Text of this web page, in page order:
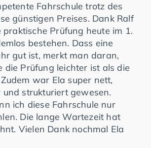
Fahrschule trotz des
günstigen Preises. Dank Ralf
praktische Prüfung heute im 1.
bestehen. Dass eine
gut ist, merkt man daran,
die Prüfung leichter ist als die
war Ela super nett,
und strukturiert gewesen.
ich diese Fahrschule nur
Die lange Wartezeit hat
Vielen Dank nochmal Ela